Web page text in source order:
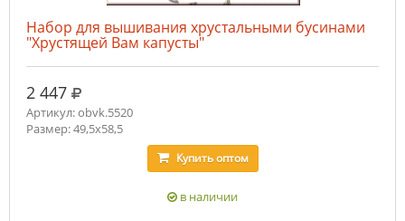
Набор для вышивания хрустальными бусинами
"Хрустящей Вам капусты"
2 447 руб.
Артикул: obvk.5520
Размер: 49,5х58,5
Купитьоптом
в наличии